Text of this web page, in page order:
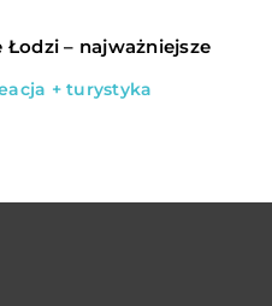
Łodzi – najważniejsze
+ turystyka